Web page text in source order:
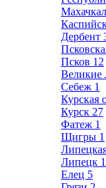
Дербент
Псков 12
Великие
Себеж 1
Курская
Курск 27
Фатеж 1
Щигры 1
Липецк
Елец 5